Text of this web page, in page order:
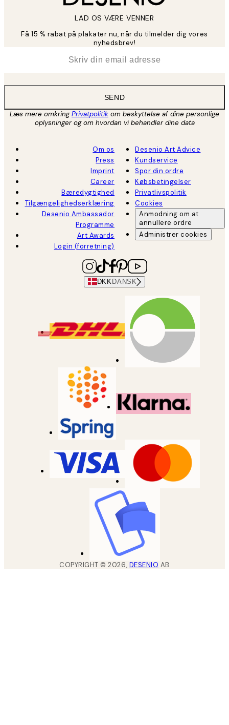
LAD OS VÆRE VENNER
Få 15 % rabat på plakater nu, når du tilmelder dig vores
nyhedsbrev!
SEND
Læs mere omkringPrivatpolitik om beskyttelse af dine personlige
oplysninger og om hvordan vi behandler dine data
Om os
Press
Imprint
Career
Bæredygtighed
Tilgængelighedserklæring
Desenio Ambassador
Programme
Art Awards
Login (forretning)
Desenio Art Advice
Kundservice
Spor din ordre
Købsbetingelser
Privatlivspolitik
Cookies
Anmodning om at
annullere ordre
Administrer cookies
DKK DANSK
COPYRIGHT ©2026, DESENIO AB